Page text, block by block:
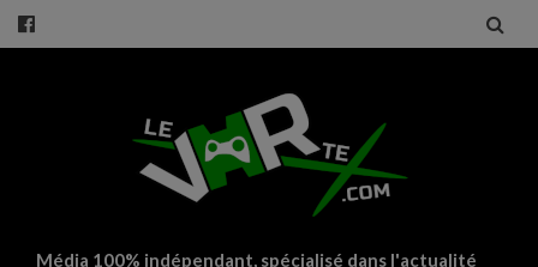
Média 100% indépendant, spécialisé dans l'actualité